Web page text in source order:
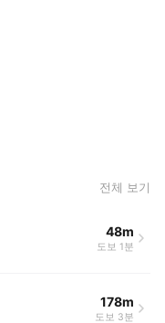
전체 보기
48m
도보 1분
178m
도보 3분